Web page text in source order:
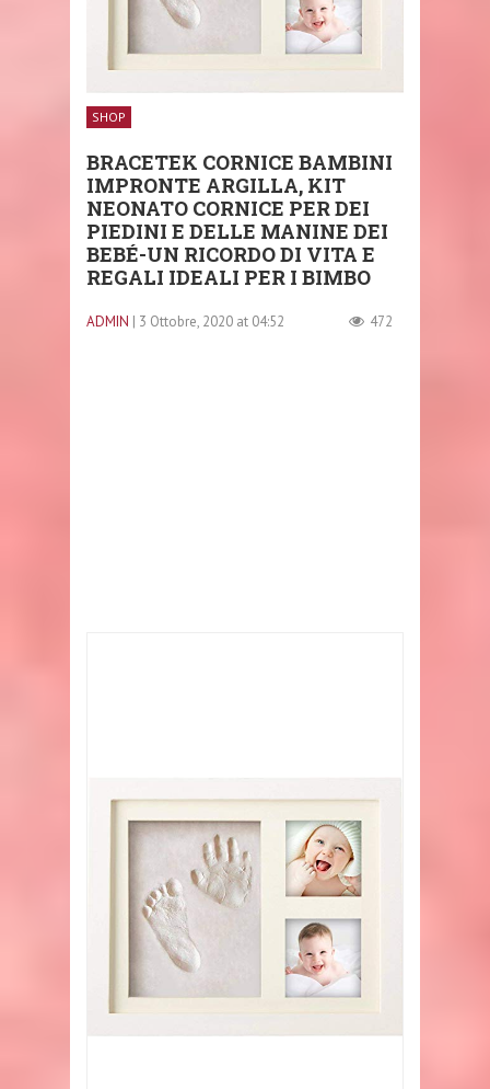
SHOP
BRACETEK CORNICE BAMBINI
IMPRONTE ARGILLA, KIT
NEONATO CORNICE PER DEI
PIEDINI E DELLE MANINE DEI
BEBÉ-UN RICORDO DI VITA E
REGALI IDEALI PER I BIMBO
ADMIN | 3 Ottobre, 2020 at 04:52 472